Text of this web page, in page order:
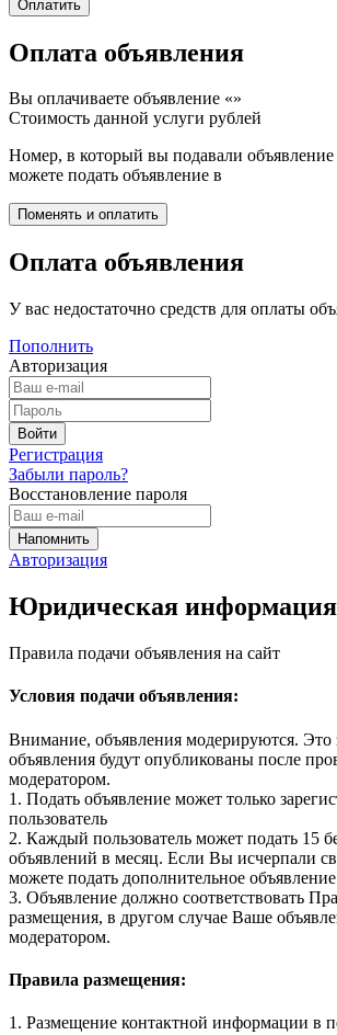
Оплата объявления
Вы оплачиваете объявление «»
Стоимость данной услуги рублей
Номер, в который вы подавали
можете подать объявление в
Оплата объявления
У вас недостаточно средств для оплаты
Пополнить
Авторизация
Регистрация
Забыли пароль?
Восстановление пароля
Авторизация
Юридическая информация
Правила подачи объявления на сайт
Условия подачи объявления:
Внимание, объявления модерируются. Это
объявления будут опубликованы после
модератором.
1. Подать объявление может только
пользователь
2. Каждый пользователь может подать 15
объявлений в месяц. Если Вы исчерпали
можете подать дополнительное
3. Объявление должно соответствовать
размещения, в другом случае Ваше
модератором.
Правила размещения:
1. Размещение контактной информации в